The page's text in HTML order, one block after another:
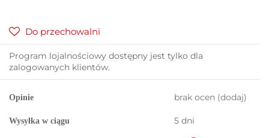
Do przechowalni
Program lojalnościowy dostępny jest tylko dla
zalogowanych klientów.
Opinie brak ocen (dodaj)
Wysyłka w ciągu 5 dni